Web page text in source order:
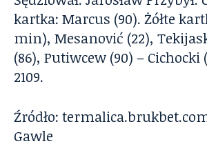
kartka: Marcus (90). Żółte
min), Mesanović (22),
(86), Putiwcew (90) – Cichocki
2109.
Źródło:
Gawle